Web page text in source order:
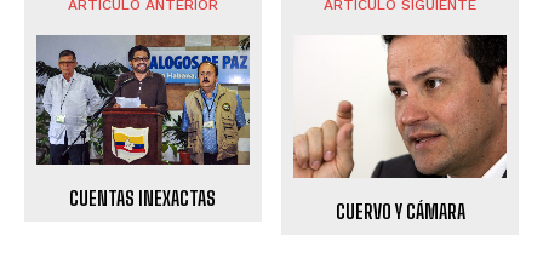
ARTÍCULO ANTERIOR
CUENTAS INEXACTAS
ARTÍCULO SIGUIENTE
CUERVO Y CÁMARA